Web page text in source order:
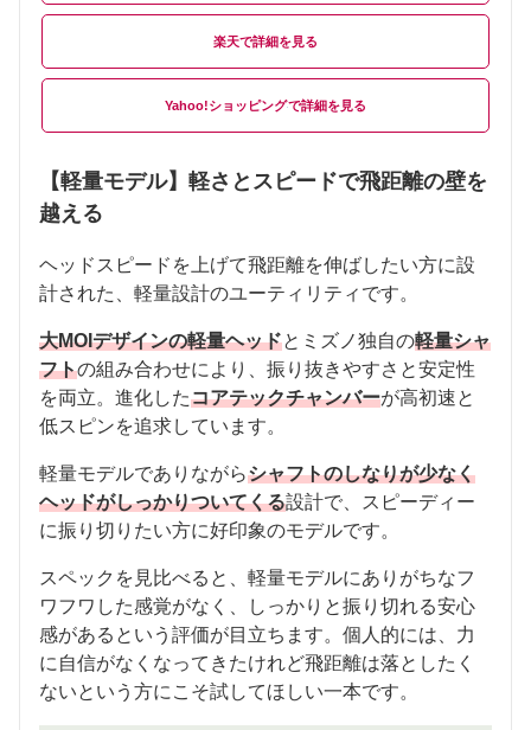
楽天
Yahoo!ショッピング
【軽量モデル】軽さとスピードで飛距離の壁を
越える
ヘッドスピードを上げて飛距離を伸ばしたい方に設
計された、軽量設計のユーティリティです。
大MOIデザインの軽量ヘッドとミズノ独自の軽量シャ
フトの組み合わせにより、振り抜きやすさと安定性
を両立。進化したコアテックチャンバーが高初速と
低スピンを追求しています。
軽量モデルでありながらシャフトのしなりが少なく
ヘッドがしっかりついてくる設計で、スピーディー
に振り切りたい方に好印象のモデルです。
スペックを見比べると、軽量モデルにありがちなフ
ワフワした感覚がなく、しっかりと振り切れる安心
感があるという評価が目立ちます。個人的には、力
に自信がなくなってきたけれど飛距離は落としたく
ないという方にこそ試してほしい一本です。